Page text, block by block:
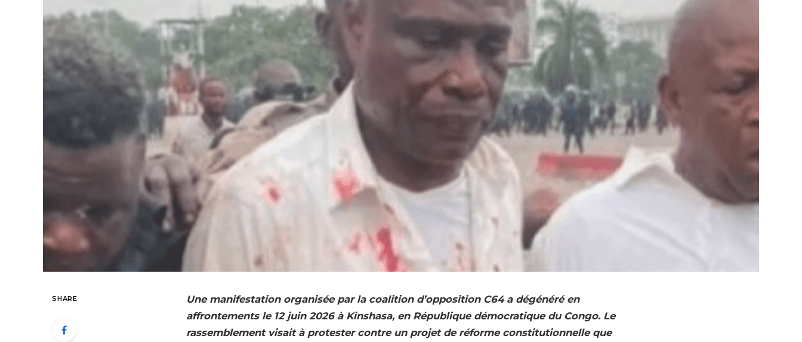
SHARE
Une manifestation organisée par la coalition d’opposition C64 a dégénéré en
affrontements le 12 juin 2026 à Kinshasa, en République démocratique du Congo. Le
rassemblement visait à protester contre un projet de réforme constitutionnelle que